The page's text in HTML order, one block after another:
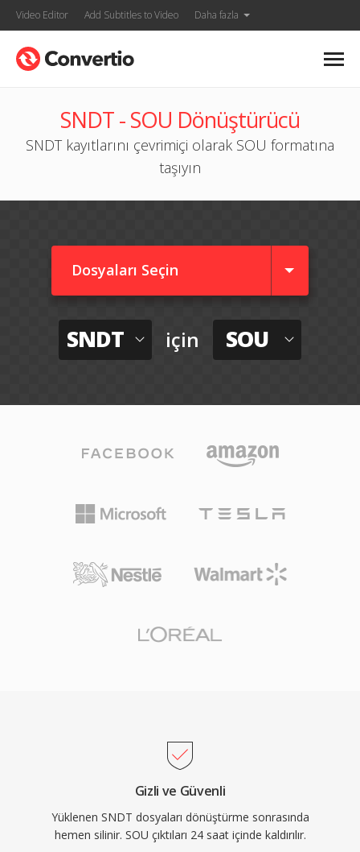
Video Editor Add Subtitles to Video Daha fazla
SNDT - SOU Dönüştürücü
SNDT kayıtlarını çevrimiçi olarak SOU formatına
taşıyın
Dosyaları Seçin
SNDT için SOU
Gizli ve Güvenli
Yüklenen SNDT dosyaları dönüştürme sonrasında
hemen silinir. SOU çıktıları 24 saat içinde kaldırılır.